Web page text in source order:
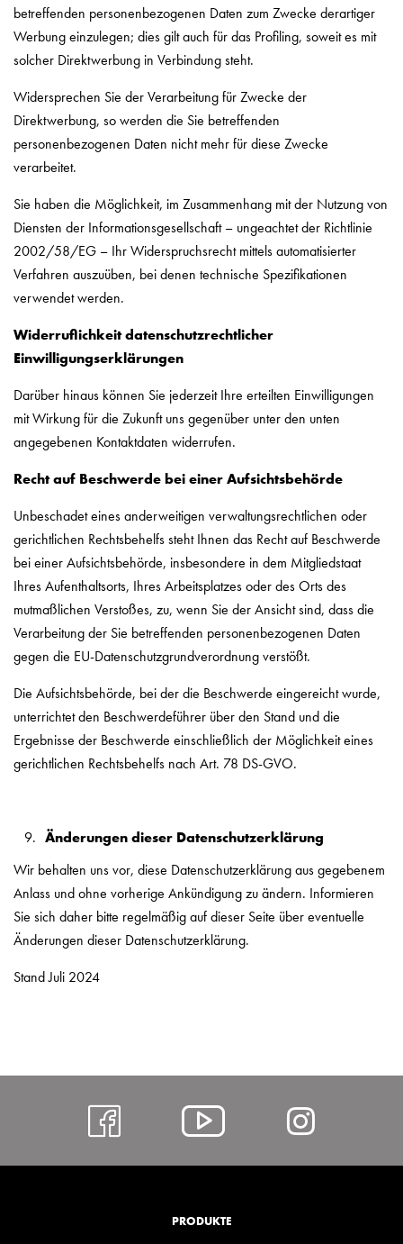
betreffenden personenbezogenen Daten zum Zwecke derartiger
Werbung einzulegen; dies gilt auch für das Profiling, soweit es mit
solcher Direktwerbung in Verbindung steht.
Widersprechen Sie der Verarbeitung für Zwecke der
Direktwerbung, so werden die Sie betreffenden
personenbezogenen Daten nicht mehr für diese Zwecke
verarbeitet.
Sie haben die Möglichkeit, im Zusammenhang mit der Nutzung von
Diensten der Informationsgesellschaft – ungeachtet der Richtlinie
2002/58/EG – Ihr Widerspruchsrecht mittels automatisierter
Verfahren auszuüben, bei denen technische Spezifikationen
verwendet werden.
Widerruflichkeit datenschutzrechtlicher
Einwilligungserklärungen
Darüber hinaus können Sie jederzeit Ihre erteilten Einwilligungen
mit Wirkung für die Zukunft uns gegenüber unter den unten
angegebenen Kontaktdaten widerrufen.
Recht auf Beschwerde bei einer Aufsichtsbehörde
Unbeschadet eines anderweitigen verwaltungsrechtlichen oder
gerichtlichen Rechtsbehelfs steht Ihnen das Recht auf Beschwerde
bei einer Aufsichtsbehörde, insbesondere in dem Mitgliedstaat
Ihres Aufenthaltsorts, Ihres Arbeitsplatzes oder des Orts des
mutmaßlichen Verstoßes, zu, wenn Sie der Ansicht sind, dass die
Verarbeitung der Sie betreffenden personenbezogenen Daten
gegen die EU-Datenschutzgrundverordnung verstößt.
Die Aufsichtsbehörde, bei der die Beschwerde eingereicht wurde,
unterrichtet den Beschwerdeführer über den Stand und die
Ergebnisse der Beschwerde einschließlich der Möglichkeit eines
gerichtlichen Rechtsbehelfs nach Art. 78 DS-GVO.
Änderungen dieser Datenschutzerklärung
Wir behalten uns vor, diese Datenschutzerklärung aus gegebenem
Anlass und ohne vorherige Ankündigung zu ändern. Informieren
Sie sich daher bitte regelmäßig auf dieser Seite über eventuelle
Änderungen dieser Datenschutzerklärung.
Stand Juli 2024
https://Alcar
PRODUKTE